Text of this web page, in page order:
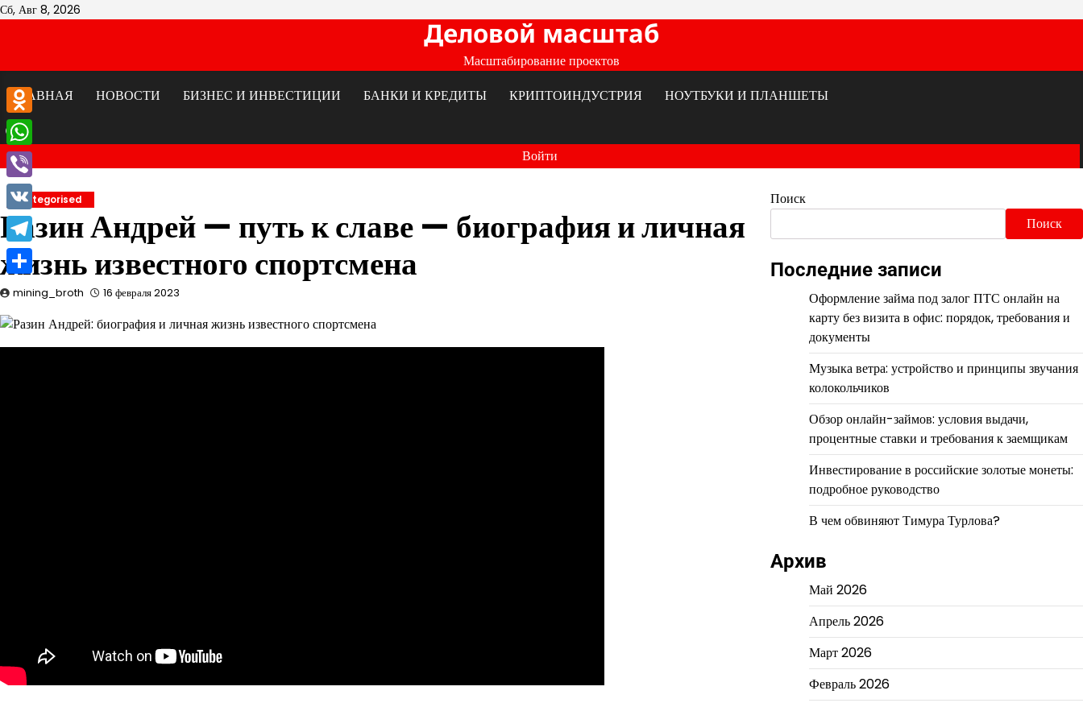
Перейти
Сб, Авг 8, 2026
Деловой масштаб
Масштабирование проектов
ГЛАВНАЯ
НОВОСТИ БИЗНЕС И ИНВЕСТИЦИИ БАНКИ И КРЕДИТЫ КРИПТОИНДУСТРИЯ НОУТБУКИ И ПЛАНШЕТЫ
Войти
Uncategorised
Разин Андрей — путь к славе — биография и личная
жизнь известного спортсмена
mining_broth 16 февраля 2023
Поиск
Поиск
Последние записи
Оформление займа под залог ПТС онлайн на
карту без визита в офис: порядок, требования и
документы
Музыка ветра: устройство и принципы звучания
колокольчиков
Обзор онлайн-займов: условия выдачи,
процентные ставки и требования к заемщикам
Инвестирование в российские золотые монеты:
подробное руководство
В чем обвиняют Тимура Турлова?
Архив
Май 2026
Апрель 2026
Март 2026
Февраль 2026
Odnoklassniki
WhatsApp
Viber
VK
Telegram
Отправить